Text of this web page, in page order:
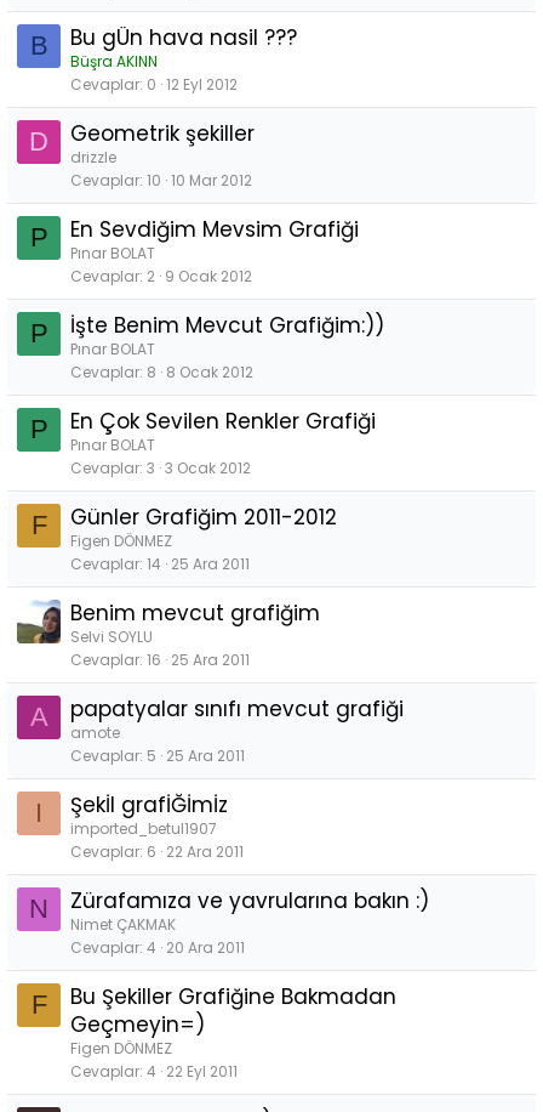
B Bu gÜn hava nasil ???
Büşra AKINN
Cevaplar 0 12 Eyl 2012
D Geometrik şekiller
drizzle
Cevaplar 10 10 Mar 2012
P En Sevdiğim Mevsim Grafiği
Pınar BOLAT
Cevaplar 2 9 Ocak 2012
P İşte Benim Mevcut Grafiğim:))
Pınar BOLAT
Cevaplar 8 8 Ocak 2012
P En Çok Sevilen Renkler Grafiği
Pınar BOLAT
Cevaplar 3 3 Ocak 2012
F Günler Grafiğim 2011-2012
Figen DÖNMEZ
Cevaplar 14 25 Ara 2011
Benim mevcut grafiğim
Selvi SOYLU
Cevaplar 16 25 Ara 2011
A papatyalar sınıfı mevcut grafiği
amote
Cevaplar 5 25 Ara 2011
I Şekİl grafİĞİmİz
imported_betul1907
Cevaplar 6 22 Ara 2011
N Zürafamıza ve yavrularına bakın :)
Nimet ÇAKMAK
Cevaplar 4 20 Ara 2011
F
Bu Şekiller Grafiğine Bakmadan
Geçmeyin=)
Figen DÖNMEZ
Cevaplar 4 22 Eyl 2011